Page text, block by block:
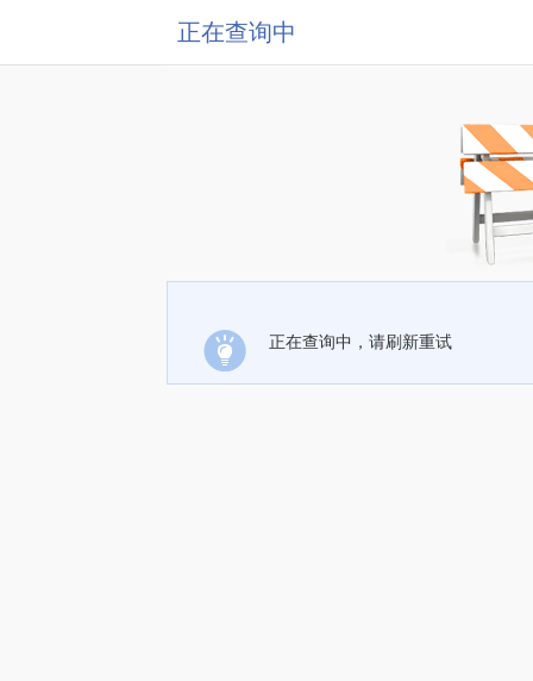
正在查询中
正在查询中，请刷新重试